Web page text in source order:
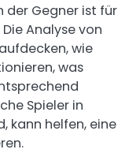
der Gegner ist für
Analyse von
wie
was
Spieler in
kann helfen, eine